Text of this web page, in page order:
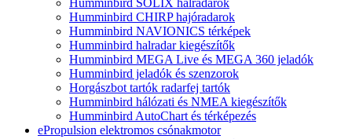
Humminbird CHIRP hajóradarok
Humminbird NAVIONICS térképek
Humminbird halradar kiegészítők
Humminbird MEGA Live és MEGA 360 jeladók
Humminbird jeladók és szenzorok
Horgászbot tartók radarfej tartók
Humminbird hálózati és NMEA kiegészítők
Humminbird AutoChart és térképezés
ePropulsion elektromos csónakmotor